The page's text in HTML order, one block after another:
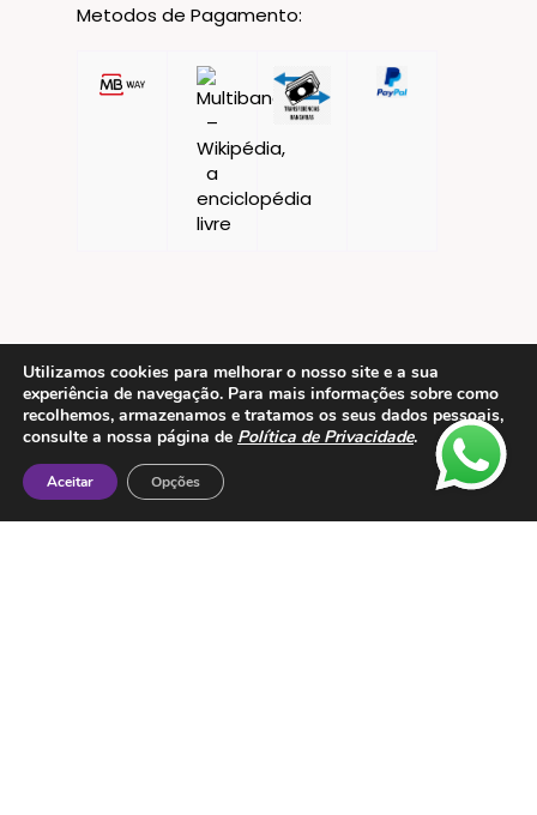
Metodos de Pagamento:
Contactos
ESMTC – Escola de Medicina Tradicional
Chinesa
Utilizamos cookies para melhorar o nosso site e a sua
experiência de navegação. Para mais informações sobre como
recolhemos, armazenamos e tratamos os seus dados pessoais,
consulte a nossa página de Política de Privacidade.
Aceitar Opções